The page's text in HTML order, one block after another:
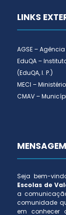
LINKS
AGSE –
EduQA –
(EduQA, I. P.)
MECI –
CMAV –
Seja bem-
Escolas de
a
comunidade
em conhecer